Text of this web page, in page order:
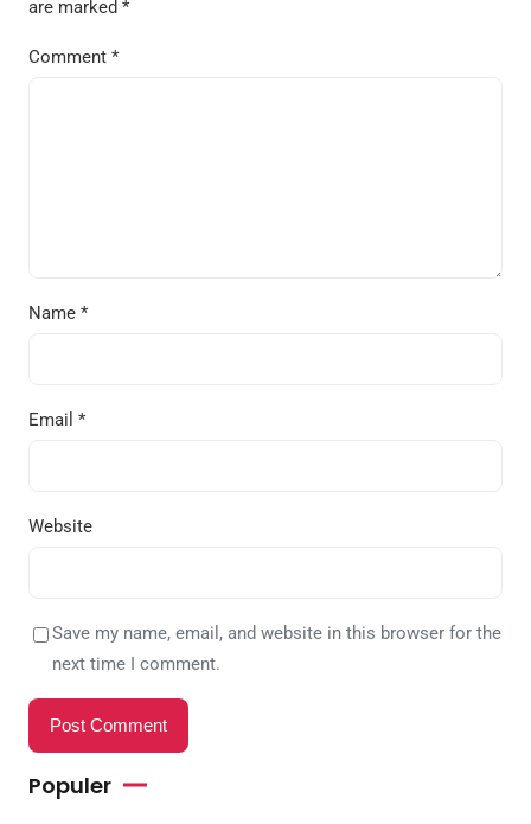
are marked *
Comment *
Name *
Email *
Website
Save my name, email, and website in this browser for the
next time I comment.
Populer